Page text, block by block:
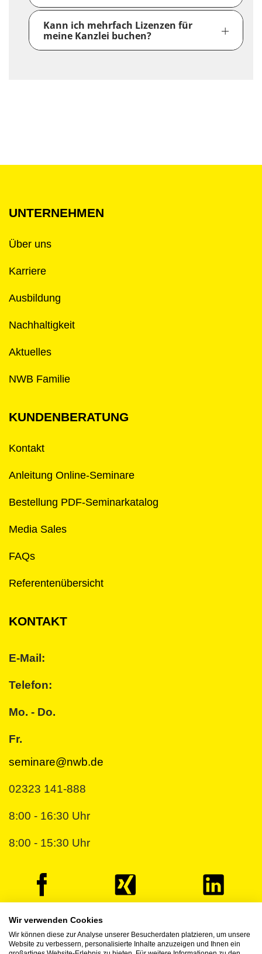
Kann ich mehrfach Lizenzen für
meine Kanzlei buchen?
UNTERNEHMEN
Über uns
Karriere
Ausbildung
Nachhaltigkeit
Aktuelles
NWB Familie
KUNDENBERATUNG
Kontakt
Anleitung Online-Seminare
Bestellung PDF-Seminarkatalog
Media Sales
FAQs
Referentenübersicht
KONTAKT
E-Mail:
Telefon:
Mo. - Do.
Fr.
seminare@nwb.de
02323 141-888
8:00 - 16:30 Uhr
8:00 - 15:30 Uhr
© 2026 NWB Verlag
Wir verwenden Cookies
Wir können diese zur Analyse unserer Besucherdaten platzieren, um unsere
Website zu verbessern, personalisierte Inhalte anzuzeigen und Ihnen ein